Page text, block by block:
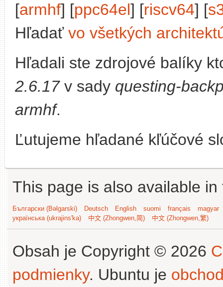
[armhf] [ppc64el] [riscv64] [
Hľadať vo všetkých
Hľadali ste zdrojové balíky
2.6.17v sady questing-
armhf.
Ľutujeme hľadané kľúčové
This page is also available
Български (Bəlgarski) Deutsch English suomi français
magyar
українська (ukrajins'ka)
中文 (Zhongwen,简) 中文 (Zhongwen,繁)
Obsah je Copyright © 2026
podmienky. Ubuntu je